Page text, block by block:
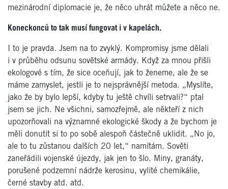
mezinárodní diplomacie je, že něco uhrát můžete a něco ne.
Koneckonců to tak musí fungovat i v kapelách.
I to je pravda. Jsem na to zvyklý. Kompromisy jsme dělali
i v průběhu odsunu sovětské armády. Když za mnou přišli
ekologové s tím, že sice oceňují, jak to ženeme, ale že se
máme zamyslet, jestli je to nejsprávnější metoda. „Myslíte,
jako že by bylo lepší, kdyby tu ještě chvíli setrvali?“ ptal
jsem se jich. Ne všichni, samozřejmě, ale někteří z nich
upozorňovali na významné ekologické škody a že bychom je
měli donutit si to po sobě alespoň částečně uklidit. „No jo,
ale to tu zůstanou dalších 20 let,“ namítám. Sověti
zaneřádili vojenské újezdy, jak jen to šlo. Miny, granáty,
porušené podzemní nádrže kerosinu, vylité chemikálie,
černé stavby atd. atd.